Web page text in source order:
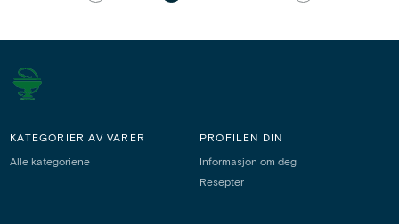
KATEGORIER AV VARER
Alle kategoriene
PROFILEN DIN
Informasjon om deg
Resepter